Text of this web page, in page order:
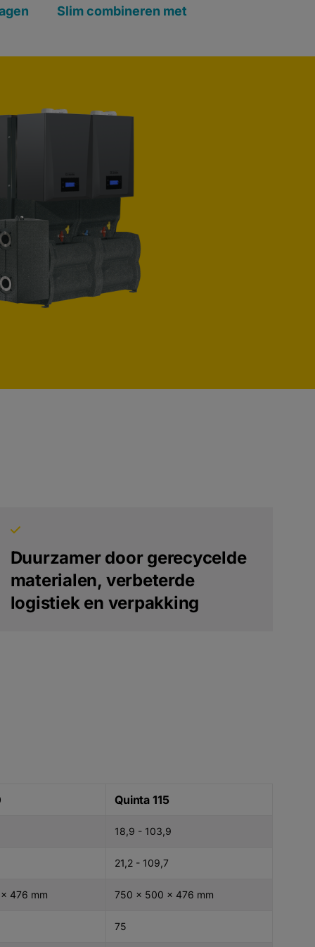
Slim combineren met
Duurzamer door gerecycelde
materialen, verbeterde
logistiek en verpakking
Quinta 115
18,9 - 103,9
21,2 - 109,7
476 mm 750 x 500 x 476 mm
75